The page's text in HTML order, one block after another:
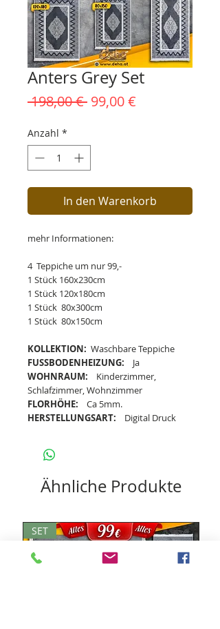
Anters Grey Set
198,00 € Standardpreis
99,00 €
Anzahl *
In den Warenkorb
mehr Informationen:
4 Teppiche um nur 99,-
1 Stück 160x230cm
1 Stück 120x180cm
1 Stück 80x300cm
1 Stück 80x150cm
KOLLEKTION: Waschbare Teppiche
FUSSBODENHEIZUNG: Ja
WOHNRAUM: Kinderzimmer,
Schlafzimmer, Wohnzimmer
FLORHÖHE:
Ca 5mm.
HERSTELLUNGSART: Digital Druck
Ähnliche Produkte
SET